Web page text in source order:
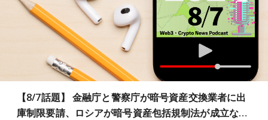
【8/7話題】 金融庁と警察庁が暗号資産交換業者に出
庫制限要請、ロシアが暗号資産包括規制法が成立な…